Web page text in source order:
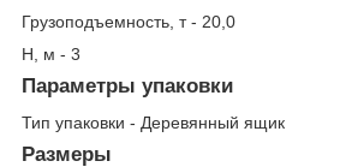
Грузоподъемность, т - 20,0
Н, м - 3
Параметры упаковки
Тип упаковки - Деревянный ящик
Размеры